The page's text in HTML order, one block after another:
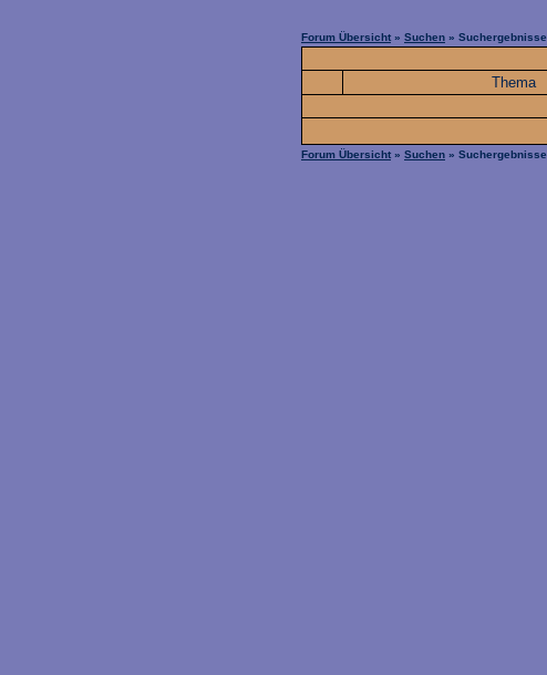
Forum Übersicht » Suchen » Suchergebnisse
Thema
Forum Übersicht » Suchen » Suchergebnisse